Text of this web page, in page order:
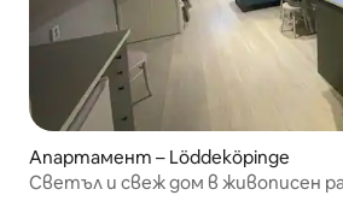
Апартамент – Löddeköpinge
Светъл и свеж дом в живописен